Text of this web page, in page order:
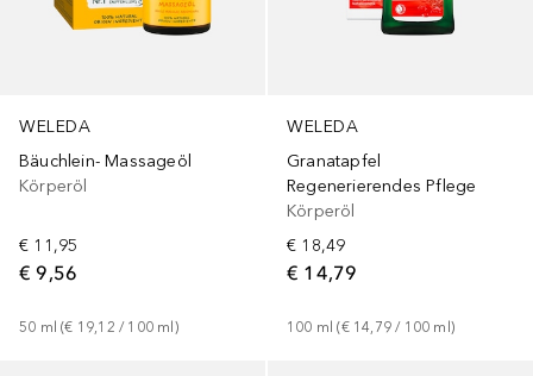
WELEDA
Bäuchlein- Massageöl
Körperöl
€ 11,95
€ 9,56
50 ml (€ 19,12 / 100 ml )
WELEDA
Granatapfel
Regenerierendes Pflege
Körperöl
€ 18,49
€ 14,79
100 ml (€ 14,79 / 100 ml )